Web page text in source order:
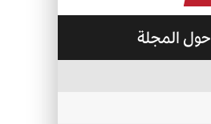
حول المجلة